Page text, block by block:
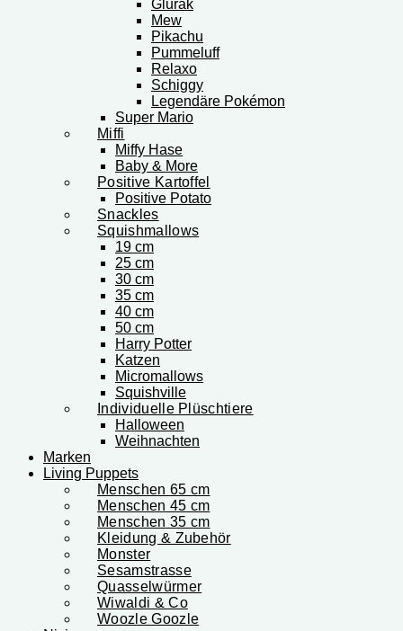
Glurak
Mew
Pikachu
Pummeluff
Relaxo
Schiggy
Legendäre Pokémon
Super Mario
Miffi
Miffy Hase
Baby & More
Positive Kartoffel
Positive Potato
Snackles
Squishmallows
19 cm
25 cm
30 cm
35 cm
40 cm
50 cm
Harry Potter
Katzen
Micromallows
Squishville
Individuelle Plüschtiere
Halloween
Weihnachten
Marken
Living Puppets
Menschen 65 cm
Menschen 45 cm
Menschen 35 cm
Kleidung & Zubehör
Monster
Sesamstrasse
Quasselwürmer
Wiwaldi & Co
Woozle Goozle